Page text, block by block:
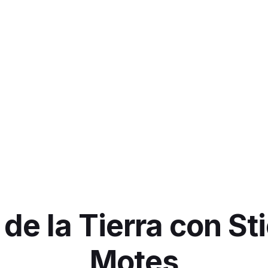
la Tierra con